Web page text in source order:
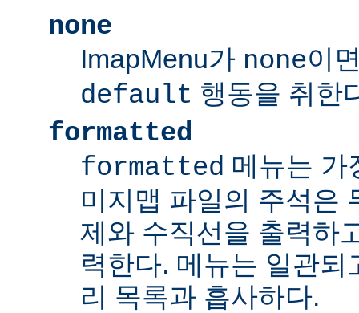
none
ImapMenu가 none이
default 행동을 취한
formatted
formatted 메뉴는 가
미지맵 파일의 주석은
제와 수직선을 출력하
력한다. 메뉴는 일관
리 목록과 흡사하다.